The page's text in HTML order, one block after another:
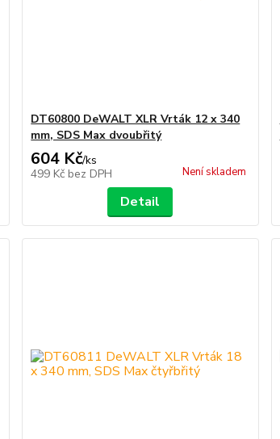
DT60800 DeWALT XLR Vrták 12 x 340
mm, SDS Max dvoubřitý
604 Kč/ks
499 Kč bez DPH Není skladem
Detail